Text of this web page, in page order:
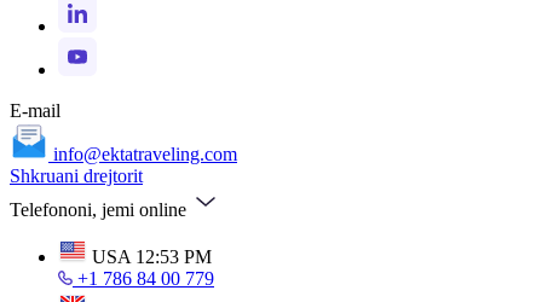
E-mail
info@ektatraveling.com
Shkruani drejtorit
Telefononi, jemi online
USA 12:53 PM
+1 786 84 00 779